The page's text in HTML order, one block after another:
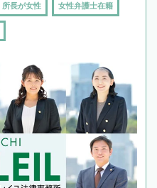
所長が女性 女性弁護士在籍